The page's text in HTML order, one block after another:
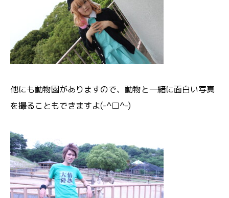
他にも動物園がありますので、動物と一緒に面白い写真
を撮ることもできますよ(-^□^-)